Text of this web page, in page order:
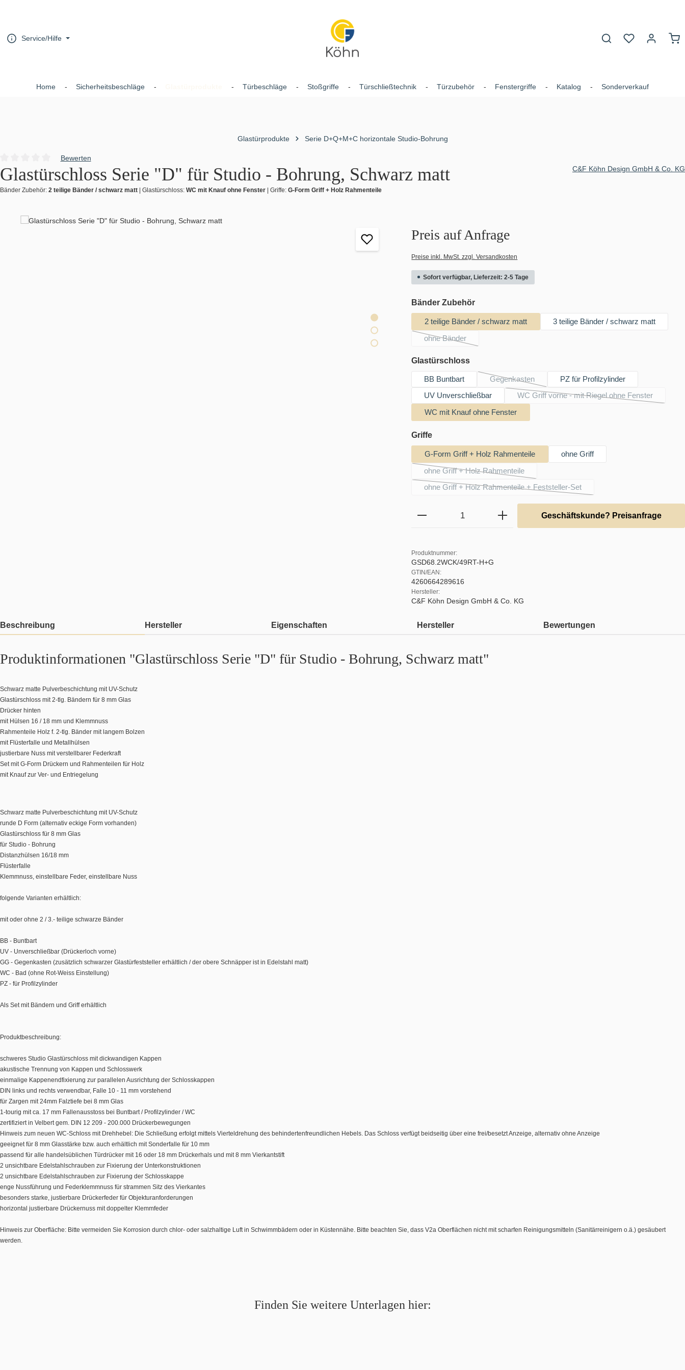
Service/Hilfe
Du hast 0
Home Sicherheitsbeschläge Türbeschläge Stoßgriffe Türschließtechnik Türzubehör Fenstergriffe Katalog Sonderverkauf
Glastürprodukte Serie D+Q+M+C horizontale Studio-Bohrung
Durchschnittliche Bewertung von 0 von 5 Sternen
Bewerten
Glastürschloss Serie "D" für Studio - Bohrung, Schwarz matt
Bänder Zubehör: 2 teilige Bänder / schwarz matt | Glastürschloss: WC mit Knauf ohne Fenster | Griffe: G-Form Griff + Holz Rahmenteile
C&F Köhn Design GmbH & Co. KG
Bildergalerie überspringen
Preis auf Anfrage
Preise inkl. MwSt. zzgl. Versandkosten
Sofort verfügbar, Lieferzeit: 2-5 Tage
Bänder Zubehörauswählen
2 teilige Bänder / schwarz matt
3 teilige Bänder / schwarz matt
ohne Bänder
(Diese Option ist zurzeit nicht verfügbar.)
Glastürschlossauswählen
BB Buntbart Gegenkasten
(Diese Option ist zurzeit nicht verfügbar.)
PZ für Profilzylinder
UV Unverschließbar
WC Griff vorne - mit Riegel ohne Fenster
(Diese Option ist zurzeit nicht
WC mit Knauf ohne Fenster
Griffeauswählen
G-Form Griff + Holz Rahmenteile
ohne Griff
ohne Griff + Holz Rahmenteile
(Diese Option ist zurzeit nicht verfügbar.)
ohne Griff + Holz Rahmenteile + Feststeller-Set
(Diese Option ist zurzeit nicht verfügbar.)
Produkt Anzahl: Gib den gewünschten Wert ein
Geschäftskunde? Preisanfrage
Produktnummer:
GSD68.2WCK/49RT-H+G
GTIN/EAN:
4260664289616
Hersteller:
C&F Köhn Design GmbH & Co. KG
Beschreibung Hersteller Eigenschaften Hersteller Bewertungen
Produktinformationen "Glastürschloss Serie "D" für Studio - Bohrung, Schwarz matt"
Schwarz matte Pulverbeschichtung mit UV-Schutz
Glastürschloss mit 2-tlg. Bändern für 8 mm Glas
Drücker hinten
mit Hülsen 16 / 18 mm und Klemmnuss
Rahmenteile Holz f. 2-tlg. Bänder mit langem Bolzen
mit Flüsterfalle und Metallhülsen
justierbare Nuss mit verstellbarer Federkraft
Set mit G-Form Drückern und Rahmenteilen für Holz
mit Knauf zur Ver- und Entriegelung
Schwarz matte Pulverbeschichtung mit UV-Schutz
runde D Form (alternativ eckige Form vorhanden)
Glastürschloss für 8 mm Glas
für Studio - Bohrung
Distanzhülsen 16/18 mm
Flüsterfalle
Klemmnuss, einstellbare Feder, einstellbare Nuss
folgende Varianten erhältlich:
mit oder ohne 2 / 3.- teilige schwarze Bänder
BB - Buntbart
UV - Unverschließbar (Drückerloch vorne)
GG - Gegenkasten (zusätzlich schwarzer Glastürfeststeller erhältlich / der obere Schnäpper ist in Edelstahl matt)
WC - Bad (ohne Rot-Weiss Einstellung)
PZ - für Profilzylinder
Als Set mit Bändern und Griff erhältlich
Produktbeschreibung:
schweres Studio Glastürschloss mit dickwandigen Kappen
akustische Trennung von Kappen und Schlosswerk
einmalige Kappenendfixierung zur parallelen Ausrichtung der Schlosskappen
DIN links und rechts verwendbar, Falle 10 - 11 mm vorstehend
für Zargen mit 24mm Falztiefe bei 8 mm Glas
1-tourig mit ca. 17 mm Fallenausstoss bei Buntbart / Profilzylinder / WC
zertifiziert in Velbert gem. DIN 12 209 - 200.000 Drückerbewegungen
Hinweis zum neuen WC-Schloss mit Drehhebel: Die Schließung erfolgt mittels Vierteldrehung des behindertenfreundlichen Hebels. Das Schloss verfügt beidseitig über eine frei/besetzt Anzeige, alternativ ohne Anzeige
geeignet für 8 mm Glasstärke bzw. auch erhältlich mit Sonderfalle für 10 mm
passend für alle handelsüblichen Türdrücker mit 16 oder 18 mm Drückerhals und mit 8 mm Vierkantstift
2 unsichtbare Edelstahlschrauben zur Fixierung der Unterkonstruktionen
2 unsichtbare Edelstahlschrauben zur Fixierung der Schlosskappe
enge Nussführung und Federklemmnuss für strammen Sitz des Vierkantes
besonders starke, justierbare Drückerfeder für Objekturanforderungen
horizontal justierbare Drückernuss mit doppelter Klemmfeder
Hinweis zur Oberfläche: Bitte vermeiden Sie Korrosion durch chlor- oder salzhaltige Luft in Schwimmbädern oder in Küstennähe. Bitte beachten Sie, dass V2a Oberflächen nicht mit scharfen Reinigungsmitteln (Sanitärreinigern o.ä.) gesäubert
werden.
Finden Sie weitere Unterlagen hier: